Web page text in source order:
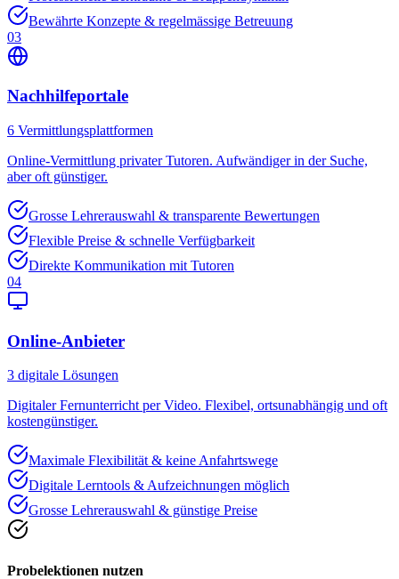
Bewährte Konzepte & regelmässige Betreuung
03
Nachhilfeportale
6 Vermittlungsplattformen
Online-Vermittlung privater Tutoren. Aufwändiger in der Suche,
aber oft günstiger.
Grosse Lehrerauswahl & transparente Bewertungen
Flexible Preise & schnelle Verfügbarkeit
Direkte Kommunikation mit Tutoren
04
Online-Anbieter
3 digitale Lösungen
Digitaler Fernunterricht per Video. Flexibel, ortsunabhängig und oft
kostengünstiger.
Maximale Flexibilität & keine Anfahrtswege
Digitale Lerntools & Aufzeichnungen möglich
Grosse Lehrerauswahl & günstige Preise
Probelektionen nutzen